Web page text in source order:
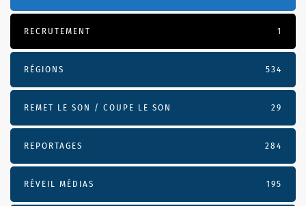
RECRUTEMENT 1
RÉGIONS 534
REMET LE SON / COUPE LE SON 29
REPORTAGES 284
RÉVEIL MÉDIAS 195